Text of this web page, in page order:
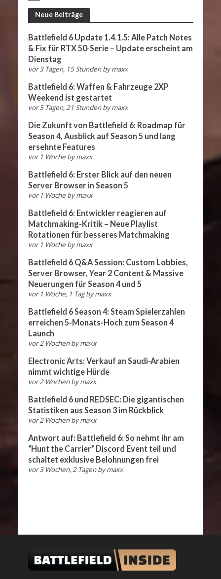
Neue Beiträge
Battlefield 6 Update 1.4.1.5: Alle Patch Notes
& Fix für RTX 50-Serie – Update erscheint am
Dienstag
vor 3 Tagen, 15 Stunden bymaxx
Battlefield 6: Waffen & Fahrzeuge 2XP
Weekend ist gestartet
vor 5 Tagen, 21 Stunden bymaxx
Die Zukunft von Battlefield 6: Roadmap für
Season 4, Ausblick auf Season 5 und lang
ersehnte Features
vor 1 Woche bymaxx
Battlefield 6: Erster Blick auf den neuen
Server Browser in Season 5
vor 1 Woche bymaxx
Battlefield 6: Entwickler reagieren auf
Matchmaking-Kritik – Neue Playlist
Rotationen für besseres Matchmaking
vor 1 Woche bymaxx
Battlefield 6 Q&A Session: Custom Lobbies,
Server Browser, Year 2 Content & Massive
Neuerungen für Season 4 und 5
vor 1 Woche, 1 Tag bymaxx
Battlefield 6 Season 4: Steam Spielerzahlen
erreichen 5-Monats-Hoch zum Season 4
Launch
vor 2 Wochen bymaxx
Electronic Arts: Verkauf an Saudi-Arabien
nimmt wichtige Hürde
vor 2 Wochen bymaxx
Battlefield 6 und REDSEC: Die gigantischen
Statistiken aus Season 3 im Rückblick
vor 2 Wochen bymaxx
Antwort auf: Battlefield 6: So nehmt ihr am
“Hunt the Carrier” Discord Event teil und
schaltet exklusive Belohnungen frei
vor 3 Wochen, 2 Tagen bymaxx